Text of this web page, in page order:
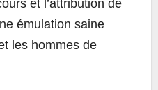
et l’attribution de
émulation saine
les hommes de